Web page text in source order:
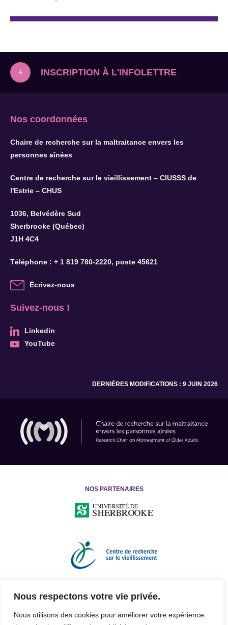
Nous respectons votre vie privée.
Nous utilisons des cookies pour améliorer votre expérience
+ INSCRIPTION À L'INFOLETTRE
Nos coordonnées
Chaire de recherche sur la maltraitance envers les
personnes aînées
Centre de recherche sur le vieillissement – CIUSSS de
l'Estrie – CHUS
1036, Belvédère Sud
Sherbrooke (Québec)
J1H 4C4
Téléphone : + 1 819 780-2220, poste 45621
Écrivez-nous
Suivez-nous !
Linkedin
YouTube
DERNIÈRES MODIFICATIONS : 9 JUIN 2026
NOS PARTENAIRES